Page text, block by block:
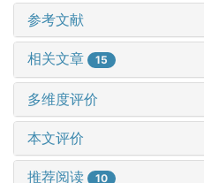
参考文献
相关文章 15
多维度评价
本文评价
推荐阅读 10